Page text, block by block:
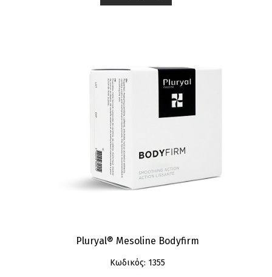
Pluryal® Mesoline Bodyfirm
Κωδικός: 1355